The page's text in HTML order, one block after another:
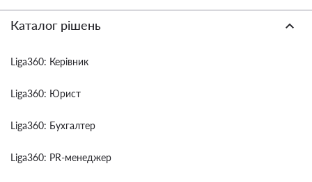
Каталог рішень
Liga360: Керівник
Liga360: Юрист
Liga360: Бухгалтер
Liga360: PR-менеджер